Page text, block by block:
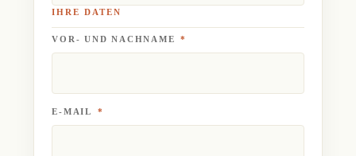
IHRE DATEN
VOR- UND NACHNAME *
E-MAIL *